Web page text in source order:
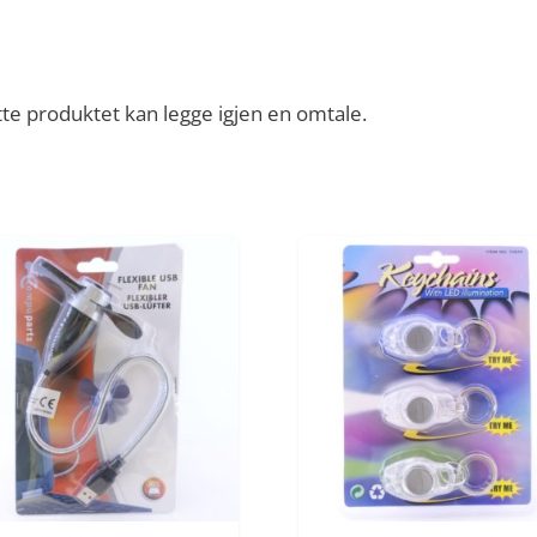
produktet kan legge igjen en omtale.